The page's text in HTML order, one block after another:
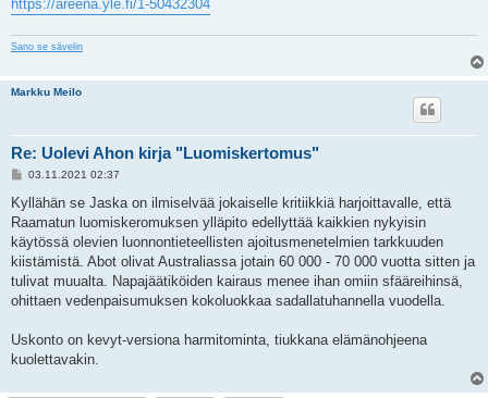
https://areena.yle.fi/1-50432304
Sano se sävelin
Markku Meilo
Re: Uolevi Ahon kirja "Luomiskertomus"
V
e
s
t
i
03.11.2021 02:37
Kyllähän se Jaska on ilmiselvää jokaiselle kritiikkiä harjoittavalle, että
Raamatun luomiskeromuksen ylläpito edellyttää kaikkien nykyisin
käytössä olevien luonnontieteellisten ajoitusmenetelmien tarkkuuden
kiistämistä. Abot olivat Australiassa jotain 60 000 - 70 000 vuotta sitten ja
tulivat muualta. Napajäätiköiden kairaus menee ihan omiin sfääreihinsä,
ohittaen vedenpaisumuksen kokoluokkaa sadallatuhannella vuodella.
Uskonto on kevyt-versiona harmitominta, tiukkana elämänohjeena
kuolettavakin.